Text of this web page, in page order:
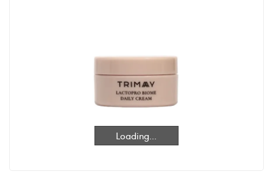
Loading...
Loading...